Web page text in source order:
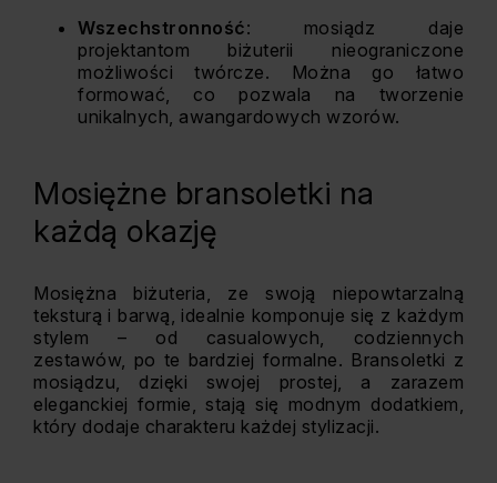
Wszechstronność: mosiądz daje
projektantom biżuterii nieograniczone
możliwości twórcze. Można go łatwo
formować, co pozwala na tworzenie
unikalnych, awangardowych wzorów.
Mosiężne bransoletki na
każdą okazję
Mosiężna biżuteria, ze swoją niepowtarzalną
teksturą i barwą, idealnie komponuje się z każdym
stylem – od casualowych, codziennych
zestawów, po te bardziej formalne. Bransoletki z
mosiądzu, dzięki swojej prostej, a zarazem
eleganckiej formie, stają się modnym dodatkiem,
który dodaje charakteru każdej stylizacji.